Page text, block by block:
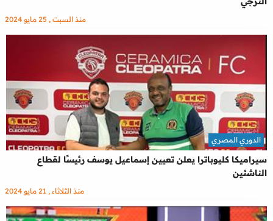
منذ السبت , 25 مايو 2024
سيراميكا كليوباترا يعلن تعيين إسماعيل يوسف رئيسًا لقطاع
الناشئين
الدوري المصري
منذ الثلاثاء , 21 مايو 2024